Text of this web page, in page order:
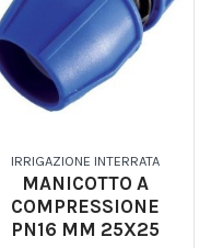
IRRIGAZIONE INTERRATA
MANICOTTO A
COMPRESSIONE
PN16 MM 25X25